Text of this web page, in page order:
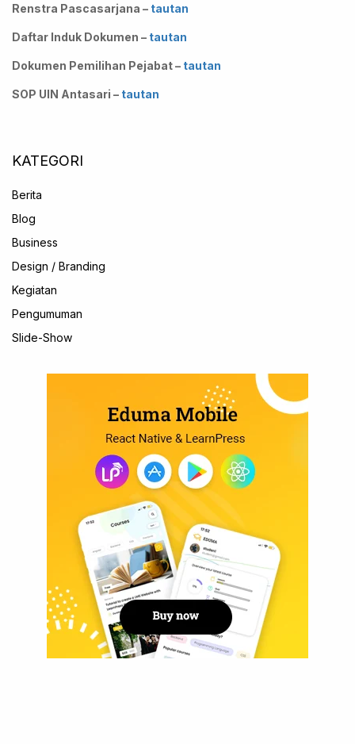
Renstra Pascasarjana – tautan
Daftar Induk Dokumen – tautan
Dokumen Pemilihan Pejabat – tautan
SOP UIN Antasari – tautan
KATEGORI
Berita
Blog
Business
Design / Branding
Kegiatan
Pengumuman
Slide-Show